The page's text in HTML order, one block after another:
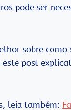
pode ser
sobre
este post
leia também: